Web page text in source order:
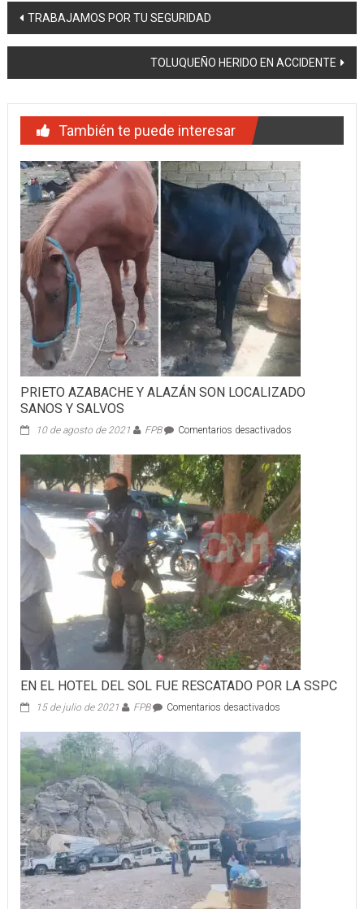
Navegación
de
entradas
TRABAJAMOS POR TU SEGURIDAD
TOLUQUEÑO HERIDO EN ACCIDENTE
También te puede interesar
PRIETO AZABACHE Y ALAZÁN SON LOCALIZADO
SANOS Y SALVOS
10 de agosto de 2021 FPB Comentarios desactivadosen
AZABACHE
ALAZÁN
SON
LOCALIZADO
SANOS
Y
SALVOS
EN EL HOTEL DEL SOL FUE RESCATADO POR LA SSPC
15 de julio de 2021 FPB Comentarios desactivadosen
SOL
FUE
RESCATADO
POR
LA
SSPC